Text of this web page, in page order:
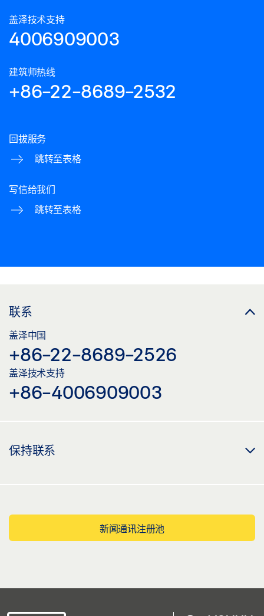
盖泽技术支持
4006909003
建筑师热线
+86-22-8689-2532
回拔服务
跳转至表格
写信给我们
跳转至表格
联系
盖泽中国
+86-22-8689-2526
盖泽技术支持
+86-4006909003
保持联系
新闻通讯注册池